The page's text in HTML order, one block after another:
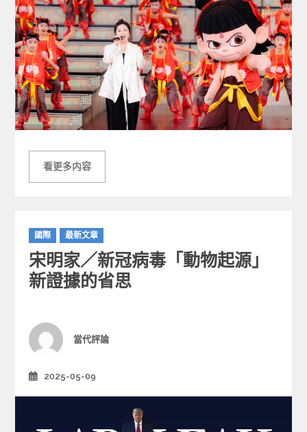
看更多内容
C
a
t
e
g
i
e
國際 最新文章
宋明家／新冠病毒「動物起源」
新證據的省思
Author
當代評論
2025-05-09